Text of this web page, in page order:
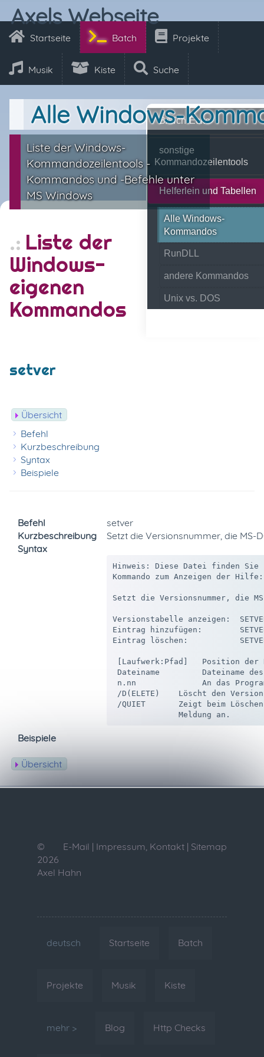
Axels Webseite
Startseite Batch Projekte
Musik Kiste Suche
BATch-Ecke
sonstige
Kommandozeilentools
Helferlein und Tabellen
Alle Windows-
Kommandos
RunDLL
andere Kommandos
Unix vs. DOS
Alle Windows-
Liste der Windows-
Kommandozeilentools -
Kommandos und -Befehle unter
MS Windows
Liste der
Windows-
eigenen
Kommandos
setver
Übersicht
Befehl
Kurzbeschreibung
Syntax
Beispiele
Befehl
setver
Kurzbeschreibung
Setzt die Versionsnummer, die MS-
Syntax
Hinweis: Diese Datei finden Sie
Kommando zum Anzeigen der
Setzt die Versionsnummer, die
Versionstabelle anzeigen:
Eintrag hinzufügen:
Eintrag löschen:           SETVER
[Laufwerk:Pfad]   Position der
Dateiname         Dateiname des
n.nn              An das Programm
/D(ELETE)    Löscht den
/QUIET       Zeigt beim
Beispiele
Übersicht
E-Mail | Impressum, Kontakt | Sitemap
©
2026
Axel Hahn
deutsch Startseite Batch
Projekte Musik Kiste
mehr > Blog Http Checks